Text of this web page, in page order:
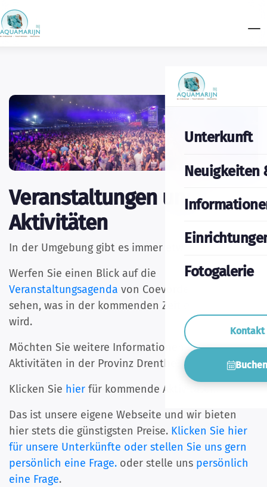
Unterkunft
Neuigkeiten
Fotogalerie
Kontakt
Veranstaltungen und
Aktivitäten
In der Umgebung gibt es immer etwas zu tun.
Werfen Sie einen Blick auf die
Veranstaltungsagenda von Coevorden, um zu
sehen, was in der kommenden Zeit organisiert
wird.
Möchten Sie weitere Informationen über die
Aktivitäten in der Provinz Drenthe?
Klicken Sie hier für kommende Aktivitäten.
Das ist unsere eigene Webseite und wir bieten
hier stets die günstigsten Preise. Klicken Sie hier
für unsere Unterkünfte oder stellen Sie uns gern
persönlich eine Frage. oder stelle uns persönlich
eine Frage.